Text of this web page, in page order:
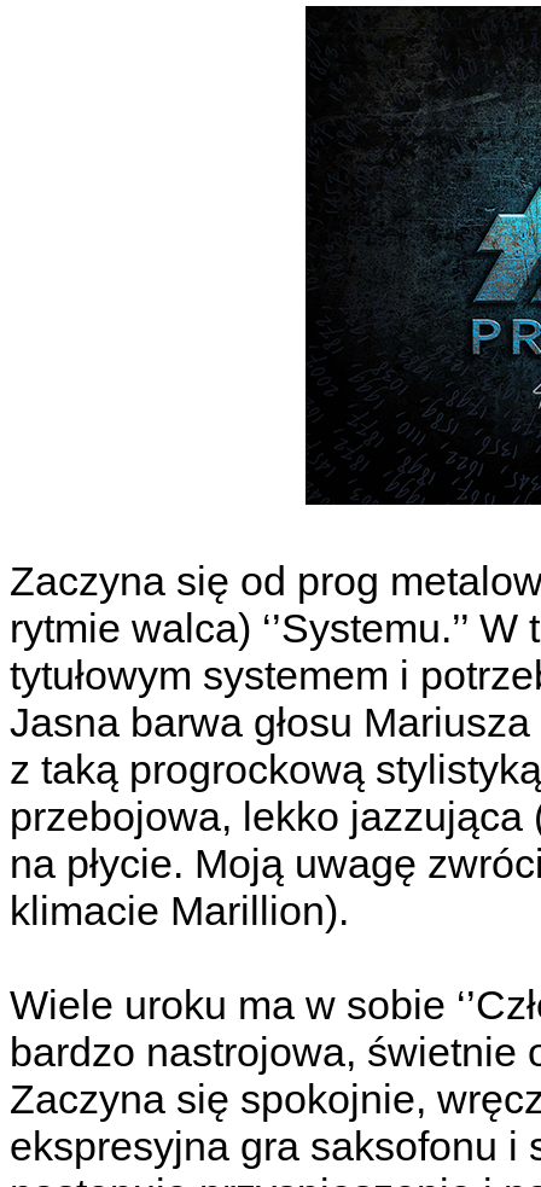
Zaczyna się od prog
rytmie walca) ‘’Systemu.’’
tytułowym systemem i
Jasna barwa głosu
z taką progrockową
przebojowa, lekko jazzująca
na płycie. Moją uwagę
klimacie Marillion).
Wiele uroku ma w sobie
bardzo nastrojowa, świetnie
Zaczyna się spokojnie,
ekspresyjna gra saksofonu i